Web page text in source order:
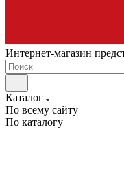
Интернет-магазин
Каталог
По всему сайту
По каталогу